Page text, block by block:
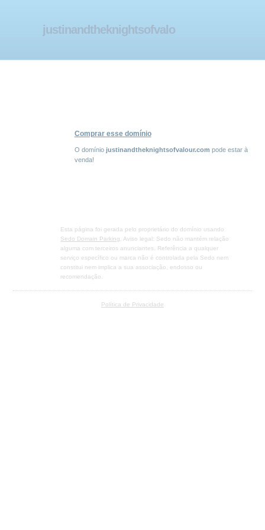
justinandtheknightsofvalo
Comprar esse domínio
O domínio justinandtheknightsofvalour.com pode estar à
venda!
Esta página foi gerada pelo proprietário do domínio usando
Sedo Domain Parking. Aviso legal: Sedo não mantém relação
alguma com terceiros anunciantes. Referência a qualquer
serviço específico ou marca não é controlada pela Sedo nem
constitui nem implica a sua associação, endosso ou
recomendação.
Política de Privacidade